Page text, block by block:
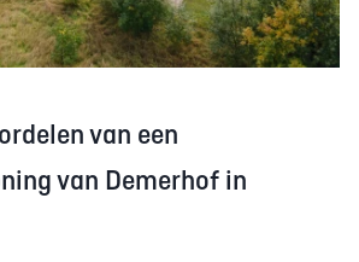
van een
van Demerhof in